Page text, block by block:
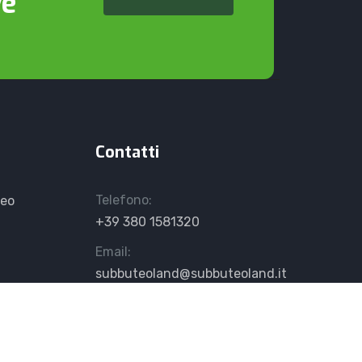
Contatti
Telefono:
+39 380 1581320
Email:
subbuteoland@subbuteoland.it